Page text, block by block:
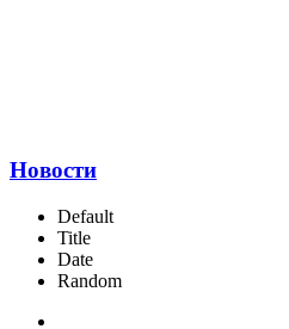
Новости
Default
Title
Date
Random